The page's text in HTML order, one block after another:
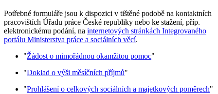
Potřebné formuláře jsou k dispozici v tištěné podobě na kontaktních
pracovištích Úřadu práce České republiky nebo ke stažení, příp.
elektronickému podání, na internetových stránkách Integrovaného
portálu Ministerstva práce a sociálních věcí.
"Žádost o mimořádnou okamžitou pomoc"
"Doklad o výši měsíčních příjmů"
"Prohlášení o celkových sociálních a majetkových poměrech"